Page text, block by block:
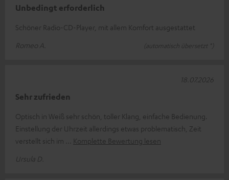
Unbedingt erforderlich
Schöner Radio-CD-Player, mit allem Komfort ausgestattet
Romeo A.
(automatisch übersetzt *)
Sehr zufrieden
Optisch in Weiß sehr schön, toller Klang, einfache Bedienung.
Einstellung der Uhrzeit allerdings etwas problematisch, Zeit
verstellt sich im
Komplette Bewertung lesen
Ursula D.
18.07.2026